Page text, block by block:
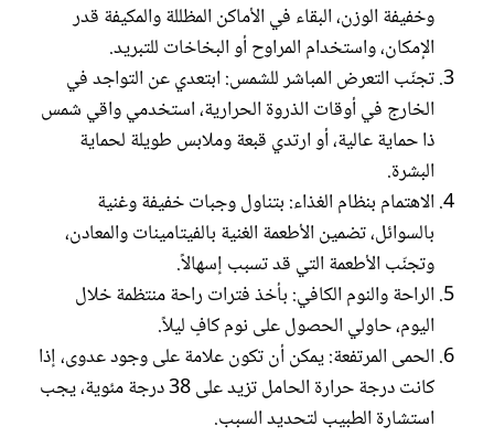
وخفيفة الوزن، البقاء في الأماكن المظللة والمكيفة قدر
الإمكان، واستخدام المراوح أو البخاخات للتبريد.
تجنّب التعرض المباشر للشمس: ابتعدي عن التواجد في
الخارج في أوقات الذروة الحرارية، استخدمي واقي شمس
ذا حماية عالية، أو ارتدي قبعة وملابس طويلة لحماية
البشرة.
الاهتمام بنظام الغذاء: بتناول وجبات خفيفة وغنية
بالسوائل، تضمين الأطعمة الغنية بالفيتامينات والمعادن،
وتجنّب الأطعمة التي قد تسبب إسهالاً.
الراحة والنوم الكافي: بأخذ فترات راحة منتظمة خلال
اليوم، حاولي الحصول على نوم كافٍ ليلاً.
الحمى المرتفعة: يمكن أن تكون علامة على وجود عدوى، إذا
كانت درجة حرارة الحامل تزيد على 38 درجة مئوية، يجب
استشارة الطبيب لتحديد السبب.